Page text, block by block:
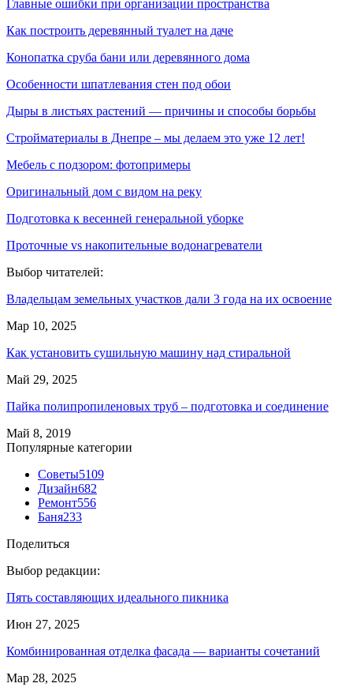
Главные ошибки при организации пространства
Как построить деревянный туалет на даче
Конопатка сруба бани или деревянного дома
Особенности шпатлевания стен под обои
Дыры в листьях растений — причины и способы борьбы
Стройматериалы в Днепре – мы делаем это уже 12 лет!
Мебель с подзором: фотопримеры
Оригинальный дом с видом на реку
Подготовка к весенней генеральной уборке
Проточные vs накопительные водонагреватели
Выбор читателей:
Владельцам земельных участков дали 3 года на их освоение
Мар 10, 2025
Как установить сушильную машину над стиральной
Май 29, 2025
Пайка полипропиленовых труб – подготовка и соединение
Май 8, 2019
Популярные категории
Советы5109
Дизайн682
Ремонт556
Баня233
Поделиться
Выбор редакции:
Пять составляющих идеального пикника
Июн 27, 2025
Комбинированная отделка фасада — варианты сочетаний
Мар 28, 2025